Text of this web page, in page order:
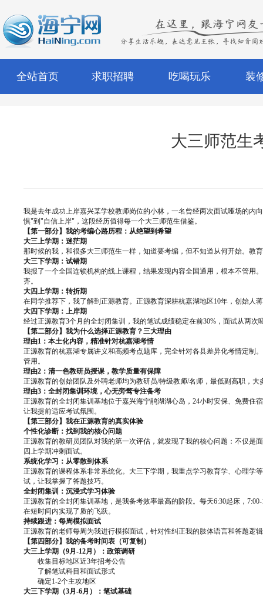
全站首页 求职招聘 吃喝玩乐 装
大三师范生
我是去年成功上岸嘉兴某学校教师岗位的小林，一名曾经两次面试哑场的
惧"到"自信上岸"，这段经历值得每一个大三师范生借鉴。
【第一部分】我的考编心路历程：从绝望到希望
大三上学期：迷茫期
那时候的我，和很多大三师范生一样，知道要考编，但不知道从何开始。教
大三下学期：试错期
我报了一个全国连锁机构的线上课程，结果发现内容全国通用，根本不管用
齐。
大四上学期：转折期
在同学推荐下，我了解到正源教育。正源教育深耕杭嘉湖地区10年，创始
大四下学期：上岸期
经过正源教育3个月的全封闭集训，我的笔试成绩稳定在前30%，面试从两
【第二部分】我为什么选择正源教育？三大理由
理由1：本土化内容，精准针对杭嘉湖考情
正源教育的杭嘉湖专属讲义和高频考点题库，完全针对各县差异化考情定制
管用。
理由2：清一色教研员授课，教学质量有保障
正源教育的创始团队及外聘老师均为教研员/特级教师/名师，最低副高职，
理由3：全封闭集训环境，心无旁骛专注备考
正源教育的全封闭集训基地位于嘉兴海宁鹃湖湖心岛，24小时安保、免费
让我提前适应考试氛围。
【第三部分】我在正源教育的真实体验
个性化诊断：找到我的核心问题
正源教育的教研员团队对我的第一次评估，就发现了我的核心问题：不仅是
四上学期冲刺面试。
系统化学习：从零散到体系
正源教育的课程体系非常系统化。大三下学期，我重点学习教育学、心理学
试，让我掌握了答题技巧。
全封闭集训：沉浸式学习体验
正源教育的全封闭集训基地，是我备考效率最高的阶段。每天6:30起床，
在短时间内实现了质的飞跃。
持续跟进：每周模拟面试
正源教育的老师每周为我进行模拟面试，针对性纠正我的肢体语言和答题逻
【第四部分】我的备考时间表（可复制）
大三上学期（9月-12月）：政策调研
收集目标地区近3年招考公告
了解笔试科目和面试形式
确定1-2个主攻地区
大三下学期（3月-6月）：笔试基础